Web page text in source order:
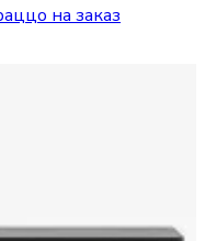
на заказ